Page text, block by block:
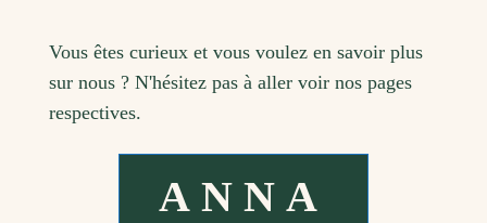
Vous êtes curieux et vous voulez en savoir plus
sur nous ? N'hésitez pas à aller voir nos pages
respectives.
ANNA